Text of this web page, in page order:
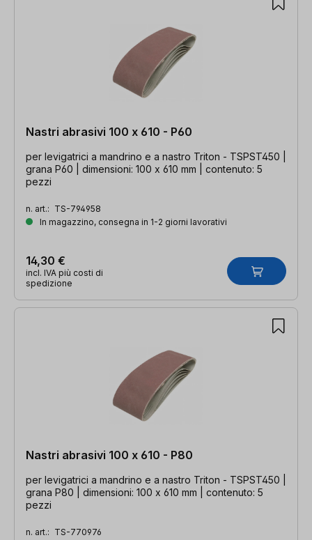
Nastri abrasivi 100 x 610 - P60
per levigatrici a mandrino e a nastro Triton - TSPST450 |
grana P60 | dimensioni: 100 x 610 mm | contenuto: 5
pezzi
n. art.: TS-794958
In magazzino, consegna in 1-2 giorni lavorativi
14,30 €
incl. IVA più costi di
spedizione
Nastri abrasivi 100 x 610 - P80
per levigatrici a mandrino e a nastro Triton - TSPST450 |
grana P80 | dimensioni: 100 x 610 mm | contenuto: 5
pezzi
n. art.: TS-770976